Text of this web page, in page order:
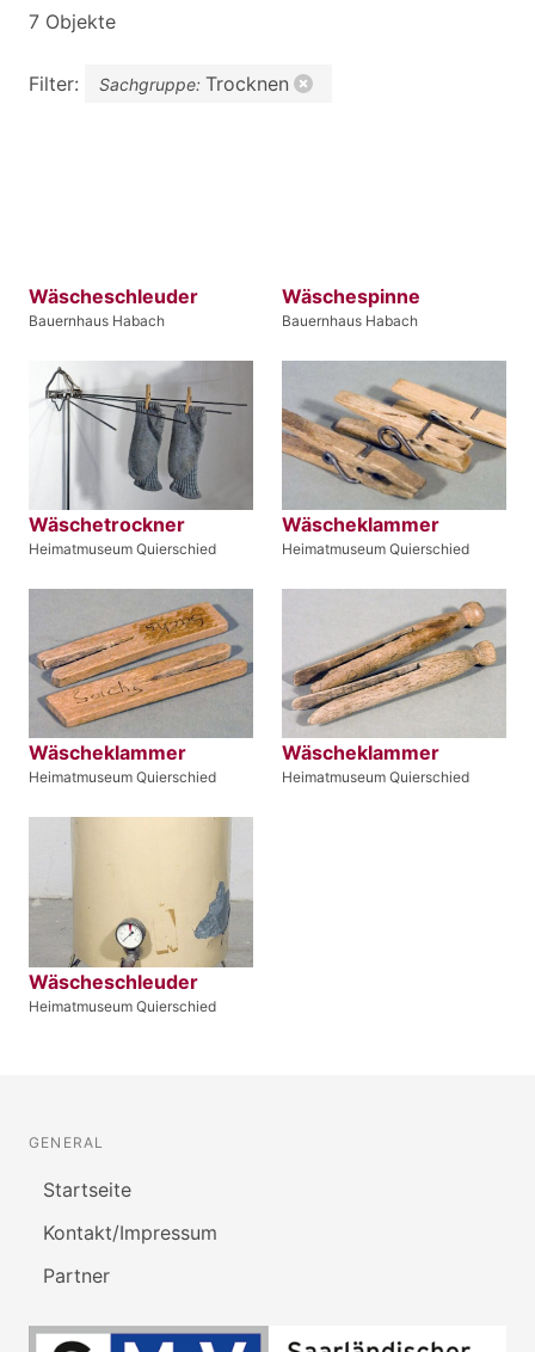
7 Objekte
Filter: Sachgruppe: Trocknen
Wäscheschleuder
Bauernhaus Habach
Wäschespinne
Bauernhaus Habach
Wäschetrockner
Heimatmuseum Quierschied
Wäscheklammer
Heimatmuseum Quierschied
Wäscheklammer
Heimatmuseum Quierschied
Wäscheklammer
Heimatmuseum Quierschied
Wäscheschleuder
Heimatmuseum Quierschied
GENERAL
Startseite
Kontakt/Impressum
Partner